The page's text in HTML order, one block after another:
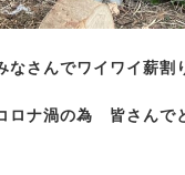
さんでワイワイ薪割
ロナ渦の為 皆さんで